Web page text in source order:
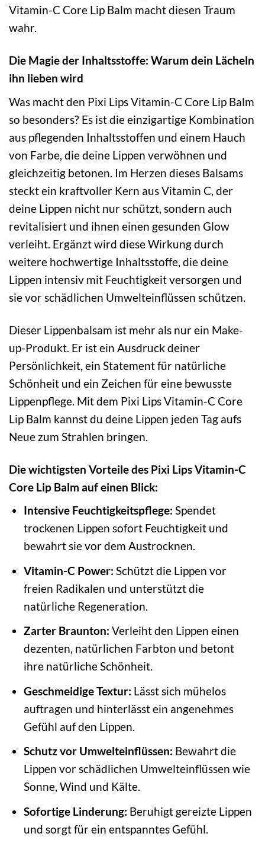
Vitamin-C Core Lip Balm macht diesen Traum
wahr.
Die Magie der Inhaltsstoffe: Warum dein Lächeln
ihn lieben wird
Was macht den Pixi Lips Vitamin-C Core Lip Balm
so besonders? Es ist die einzigartige Kombination
aus pflegenden Inhaltsstoffen und einem Hauch
von Farbe, die deine Lippen verwöhnen und
gleichzeitig betonen. Im Herzen dieses Balsams
steckt ein kraftvoller Kern aus Vitamin C, der
deine Lippen nicht nur schützt, sondern auch
revitalisiert und ihnen einen gesunden Glow
verleiht. Ergänzt wird diese Wirkung durch
weitere hochwertige Inhaltsstoffe, die deine
Lippen intensiv mit Feuchtigkeit versorgen und
sie vor schädlichen Umwelteinflüssen schützen.
Dieser Lippenbalsam ist mehr als nur ein Make-
up-Produkt. Er ist ein Ausdruck deiner
Persönlichkeit, ein Statement für natürliche
Schönheit und ein Zeichen für eine bewusste
Lippenpflege. Mit dem Pixi Lips Vitamin-C Core
Lip Balm kannst du deine Lippen jeden Tag aufs
Neue zum Strahlen bringen.
Die wichtigsten Vorteile des Pixi Lips Vitamin-C
Core Lip Balm auf einen Blick:
Intensive Feuchtigkeitspflege: Spendet
trockenen Lippen sofort Feuchtigkeit und
bewahrt sie vor dem Austrocknen.
Vitamin-C Power: Schützt die Lippen vor
freien Radikalen und unterstützt die
natürliche Regeneration.
Zarter Braunton: Verleiht den Lippen einen
dezenten, natürlichen Farbton und betont
ihre natürliche Schönheit.
Geschmeidige Textur: Lässt sich mühelos
auftragen und hinterlässt ein angenehmes
Gefühl auf den Lippen.
Schutz vor Umwelteinflüssen: Bewahrt die
Lippen vor schädlichen Umwelteinflüssen wie
Sonne, Wind und Kälte.
Sofortige Linderung: Beruhigt gereizte Lippen
und sorgt für ein entspanntes Gefühl.